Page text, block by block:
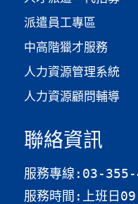
派遣員工專區
中高階獵才服務
人力資源管理系統
人力資源顧問輔導
聯絡資訊
服務專線:03-
服務時間:上班日